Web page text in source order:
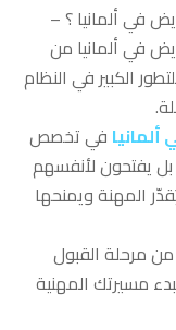
في ألمانيا ؟ –
في ألمانيا من
الكبير في النظام
في تخصص
يفتحون لأنفسهم
المهنة ويمنحها
مرحلة القبول
مسيرتك المهنية